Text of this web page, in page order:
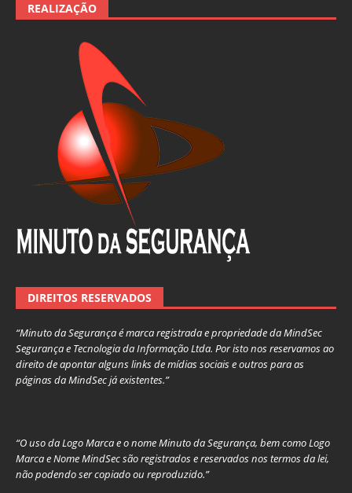
REALIZAÇÃO
DIREITOS RESERVADOS
“Minuto da Segurança é marca registrada e propriedade da MindSec
Segurança e Tecnologia da Informação Ltda. Por isto nos reservamos ao
direito de apontar alguns links de mídias sociais e outros para as
páginas da MindSec já existentes.”
“O uso da Logo Marca e o nome Minuto da Segurança, bem como Logo
Marca e Nome MindSec são registrados e reservados nos termos da lei,
não podendo ser copiado ou reproduzido.”